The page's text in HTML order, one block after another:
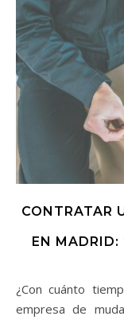
CONTRATAR
EN MADRID:
¿Con cuánto tiempo de anticipación debo contratar una
empresa de